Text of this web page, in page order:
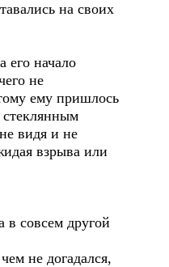
на своих
его начало
не
ему пришлось
стеклянным
видя и не
взрыва или
в совсем другой
не догадался,